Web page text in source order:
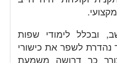
ובכלל לימודי שפות
נהדרת לשפר את כישורי
כך דרושה משמעת